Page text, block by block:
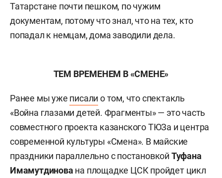
Татарстане почти пешком, по чужим
документам, потому что знал, что на тех, кто
попадал к немцам, дома заводили дела.
ТЕМ ВРЕМЕНЕМ В «СМЕНЕ»
Ранее мы уже писали о том, что спектакль
«Война глазами детей. Фрагменты» — это часть
совместного проекта казанского ТЮЗа и центра
современной культуры «Смена». В майские
праздники параллельно с постановкой Туфана
Имамутдинова на площадке ЦСК пройдет цикл